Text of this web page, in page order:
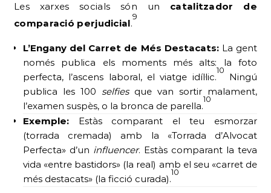
Les xarxes socials són un catalitzador de
comparació perjudicial.
9
L’Engany del Carret de Més Destacats:La gent
només publica els moments més alts: la foto
perfecta, l’ascens laboral, el viatge idíl·lic.
10
Ningú
publica les 100 selfiesque van sortir malament,
l’examen suspès, o la bronca de parella.
10
Exemple: Estàs comparant el teu esmorzar
(torrada cremada) amb la «Torrada d’Alvocat
Perfecta» d’un influencer. Estàs comparant la teva
vida «entre bastidors» (la real) amb el seu «carret de
més destacats» (la ficció curada).
10